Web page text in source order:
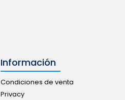
Información
Condiciones de venta
Privacy